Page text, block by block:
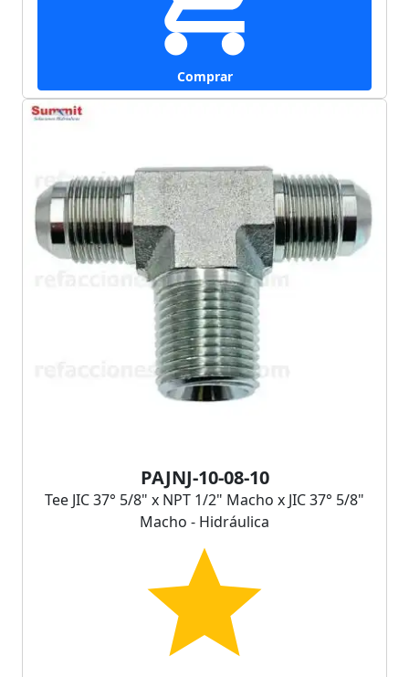
Comprar
PAJNJ-10-08-10
Tee JIC 37° 5/8" x NPT 1/2" Macho x JIC 37° 5/8"
Macho - Hidráulica